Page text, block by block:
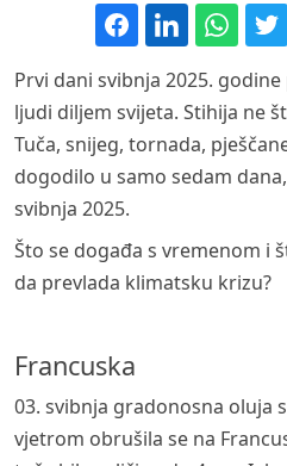
Prvi dani svibnja 2025.
ljudi diljem svijeta. Stihija ne
Tuča, snijeg, tornada,
dogodilo u samo sedam
svibnja 2025.
Što se događa s vremenom i
da prevlada klimatsku krizu?
Francuska
03. svibnja gradonosna oluja
vjetrom obrušila se na